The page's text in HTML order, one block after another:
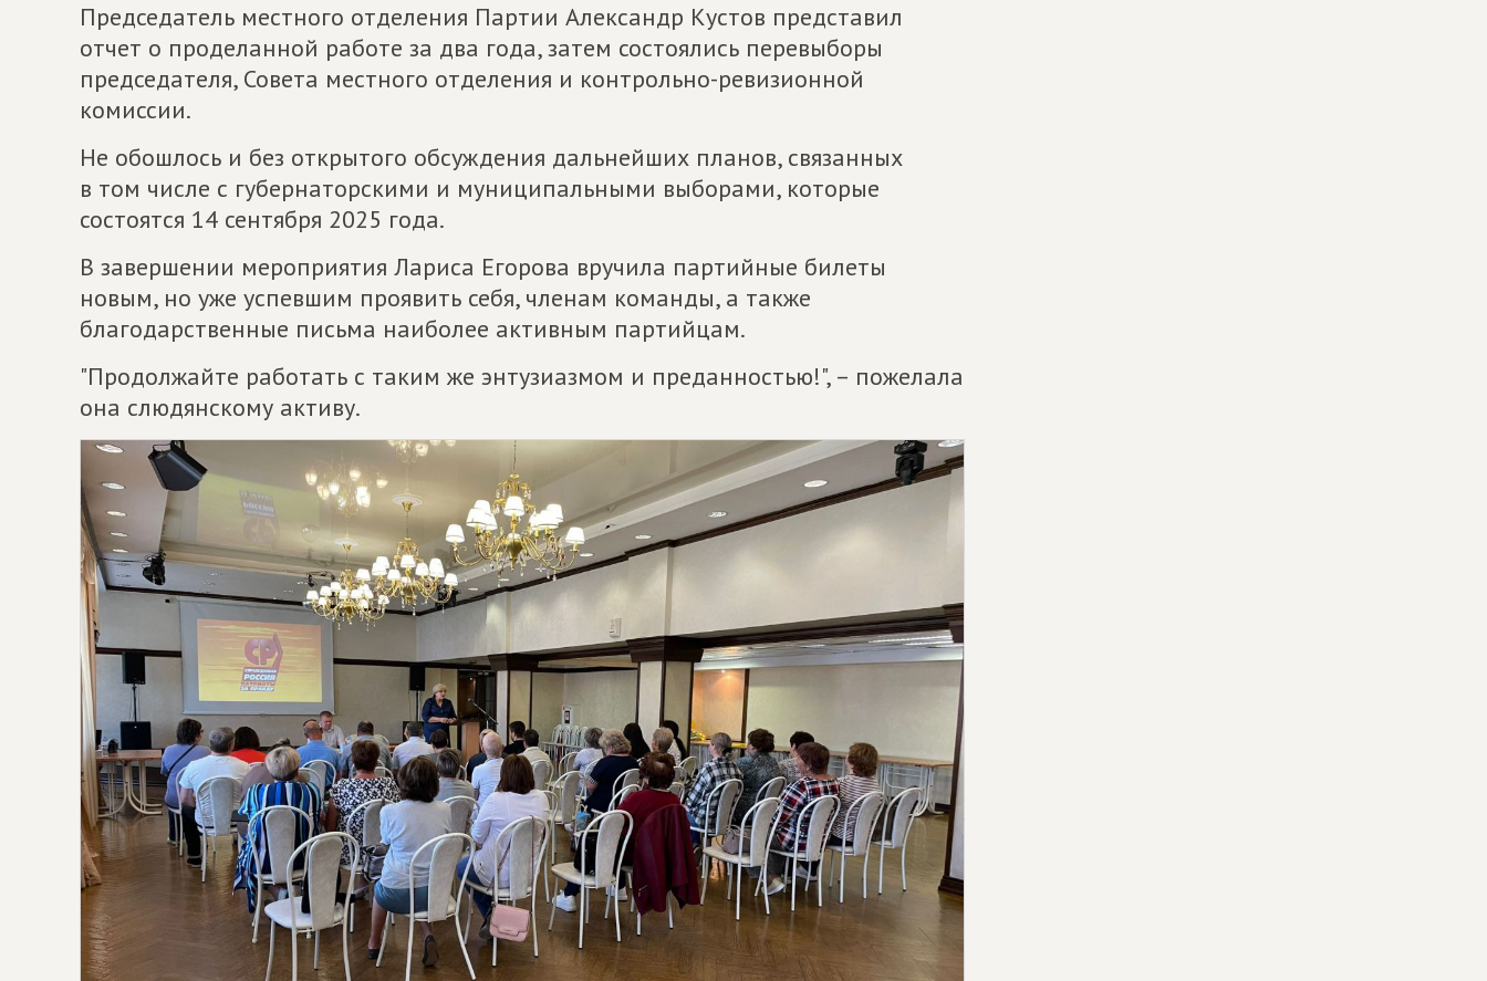
Председатель местного отделения Партии Александр Кустов представил
отчет о проделанной работе за два года, затем состоялись перевыборы
председателя, Совета местного отделения и контрольно-ревизионной
комиссии.
Не обошлось и без открытого обсуждения дальнейших планов, связанных
в том числе с губернаторскими и муниципальными выборами, которые
состоятся 14 сентября 2025 года.
В завершении мероприятия Лариса Егорова вручила партийные билеты
новым, но уже успевшим проявить себя, членам команды, а также
благодарственные письма наиболее активным партийцам.
"Продолжайте работать с таким же энтузиазмом и преданностью!", – пожелала
она слюдянскому активу.